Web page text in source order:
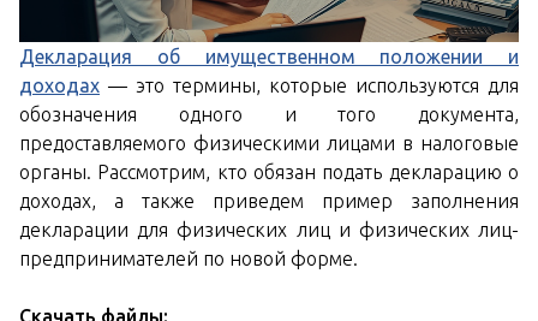
Декларация об имущественном положении и
доходах — это термины, которые используются для
обозначения одного и того документа,
предоставляемого физическими лицами в налоговые
органы. Рассмотрим, кто обязан подать декларацию о
доходах, а также приведем пример заполнения
декларации для физических лиц и физических лиц-
предпринимателей по новой форме.
Скачать файлы: